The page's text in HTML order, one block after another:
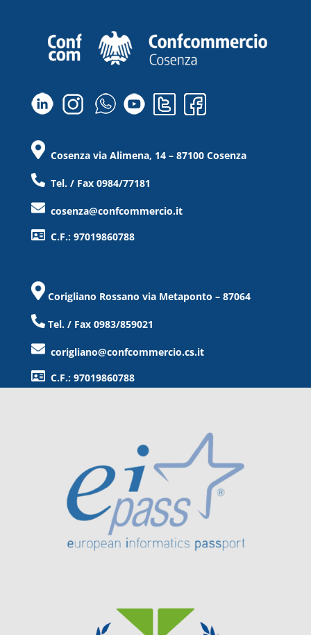
Cosenza via Alimena, 14 – 87100 Cosenza
Tel. / Fax 0984/77181
cosenza@confcommercio.it
C.F.: 97019860788
Corigliano Rossano via Metaponto – 87064
Tel. / Fax 0983/859021
corigliano@confcommercio.cs.it
C.F.: 97019860788